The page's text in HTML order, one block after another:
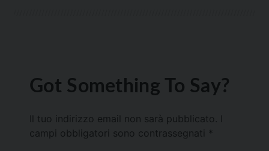
Got Something To Say?
Il tuo indirizzo email non sarà pubblicato.
campi obbligatori sono contrassegnati *